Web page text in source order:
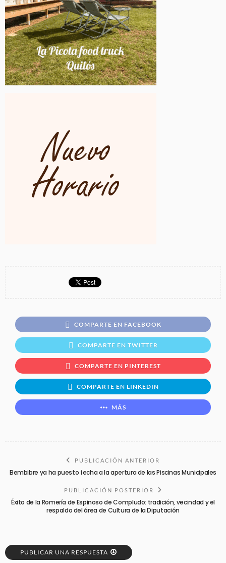
COMPARTE EN FACEBOOK
COMPARTE EN TWITTER
COMPARTE EN PINTEREST
COMPARTE EN LINKEDIN
MÁS
PUBLICACIÓN ANTERIOR
Bembibre ya ha puesto fecha a la apertura de las Piscinas Municipales
PUBLICACIÓN POSTERIOR
Éxito de la Romería de Espinoso de Compludo: tradición, vecindad y el
respaldo del área de Cultura de la Diputación
PUBLICAR UNA RESPUESTA